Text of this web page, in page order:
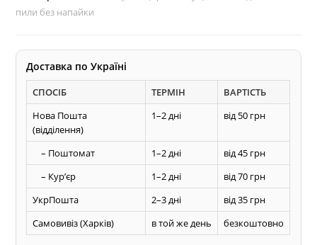
дискова
ТЕРМІТ
прямий
дереву
кількість
пили без напайки
Доставка по Україні
СПОСІБ ТЕРМІН
ВАРТІСТЬ
Нова Пошта
(відділення)
1–2 дні від 50 грн
– Поштомат 1–2 дні
від 45 грн
– Курʼєр
1–2 дні
від 70 грн
УкрПошта
2–3 дні
від 35 грн
Самовивіз (Харків)
в той же день безкоштовно